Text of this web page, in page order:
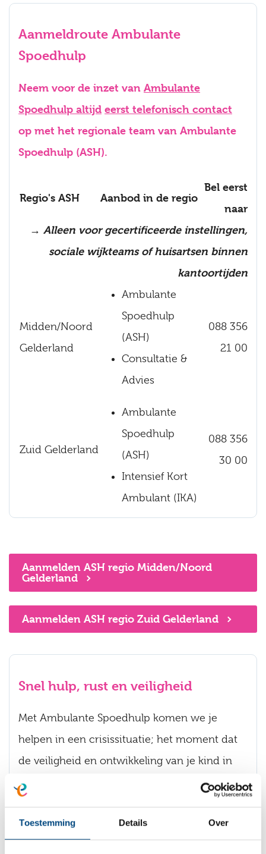
Toestemming Details Over
Aanmeldroute Ambulante
Spoedhulp
Neem voor de inzet van Ambulante
Spoedhulp altijd eerst telefonisch contact
op met het regionale team van Ambulante
Spoedhulp (ASH).
Regio's ASH Aanbod in de regio
Bel eerst
naar
→ Alleen voor gecertificeerde instellingen,
sociale wijkteams of huisartsen binnen
kantoortijden
Midden/Noord
Gelderland
Ambulante
Spoedhulp
(ASH)
Consultatie &
Advies
088 356
21 00
Zuid Gelderland
Ambulante
Spoedhulp
(ASH)
Intensief Kort
Ambulant (IKA)
088 356
30 00
Aanmelden ASH regio Midden/Noord
Gelderland
Aanmelden ASH regio Zuid Gelderland
Snel hulp, rust en veiligheid
Met Ambulante Spoedhulp komen we je
helpen in een crisissituatie; het moment dat
de veiligheid en ontwikkeling van je kind in
gevaar komt. Om wat voor reden dan ook.
actie. We doen er alles aan om een